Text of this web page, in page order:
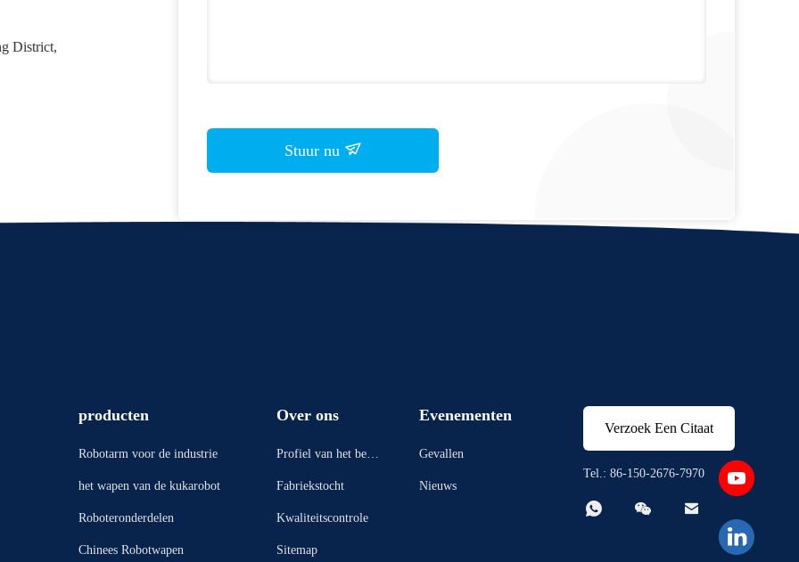
District,
Stuur nu
producten
Robotarm voor de industrie
het wapen van de kukarobot
Roboteronderdelen
Chinees Robotwapen
Over ons
Profiel van het bedri
Fabriekstocht
Kwaliteitscontrole
Sitemap
Evenementen
Gevallen
Nieuws
Verzoek Een Citaat
Tel.: 86-150-2676-7970
  